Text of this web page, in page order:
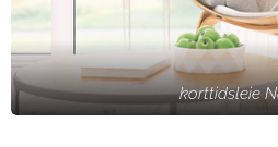
hvor det
lønner seg
å bo, og
deler
så kommer
vi tilbake til
deg innen
kort tid.
korttidsleie